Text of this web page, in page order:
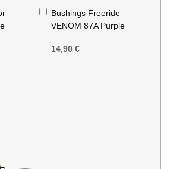
Bushings Freeride
VENOM 87A Purple
14,90 €
Aggiungi
al
Carrello